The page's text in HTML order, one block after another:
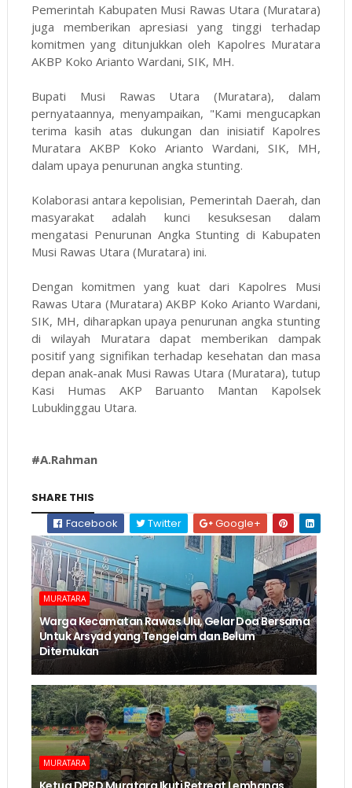
Pemerintah Kabupaten Musi Rawas Utara (Muratara)
juga memberikan apresiasi yang tinggi terhadap
komitmen yang ditunjukkan oleh Kapolres Muratara
AKBP Koko Arianto Wardani, SIK, MH.
Bupati Musi Rawas Utara (Muratara), dalam
pernyataannya, menyampaikan, "Kami mengucapkan
terima kasih atas dukungan dan inisiatif Kapolres
Muratara AKBP Koko Arianto Wardani, SIK, MH,
dalam upaya penurunan angka stunting.
Kolaborasi antara kepolisian, Pemerintah Daerah, dan
masyarakat adalah kunci kesuksesan dalam
mengatasi Penurunan Angka Stunting di Kabupaten
Musi Rawas Utara (Muratara) ini.
Dengan komitmen yang kuat dari Kapolres Musi
Rawas Utara (Muratara) AKBP Koko Arianto Wardani,
SIK, MH, diharapkan upaya penurunan angka stunting
di wilayah Muratara dapat memberikan dampak
positif yang signifikan terhadap kesehatan dan masa
depan anak-anak Musi Rawas Utara (Muratara), tutup
Kasi Humas AKP Baruanto Mantan Kapolsek
Lubuklinggau Utara.
#A.Rahman
SHARE THIS
Facebook
Twitter Google+
MURATARA
Warga Kecamatan Rawas Ulu, Gelar Doa Bersama
Untuk Arsyad yang Tengelam dan Belum
Ditemukan
MURATARA